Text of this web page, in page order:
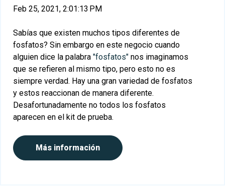
Feb 25, 2021, 2:01:13 PM
Sabías que existen muchos tipos diferentes de
fosfatos? Sin embargo en este negocio cuando
alguien dice la palabra "fosfatos" nos imaginamos
que se refieren al mismo tipo, pero esto no es
siempre verdad. Hay una gran variedad de fosfatos
y estos reaccionan de manera diferente.
Desafortunadamente no todos los fosfatos
aparecen en el kit de prueba.
Más información